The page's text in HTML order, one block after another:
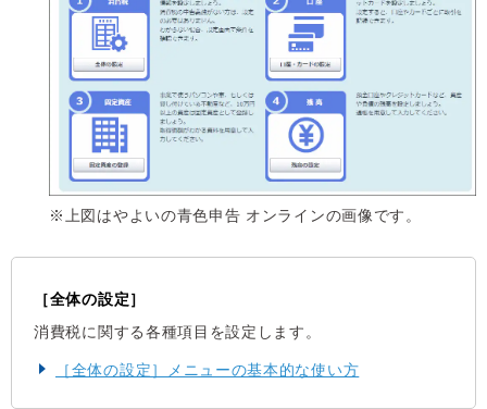
※上図はやよいの青色申告 オンラインの画像です。
［全体の設定］
消費税に関する各種項目を設定します。
［全体の設定］メニューの基本的な使い方